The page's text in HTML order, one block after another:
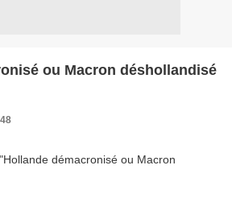
ou Macron déshollandisé